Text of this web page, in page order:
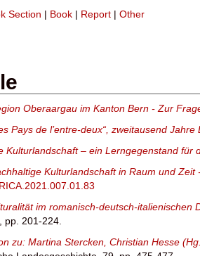
Section | Book | Report | Other
Oberaargau im Kanton Bern - Zur
Pays de l’entre-deux“, zweitausend
Kulturlandschaft – ein Lerngegenstand für
Kulturlandschaft in Raum und
im romanisch-deutsch-
pp. 201-224.
zu: Martina Stercken, Christian Hesse